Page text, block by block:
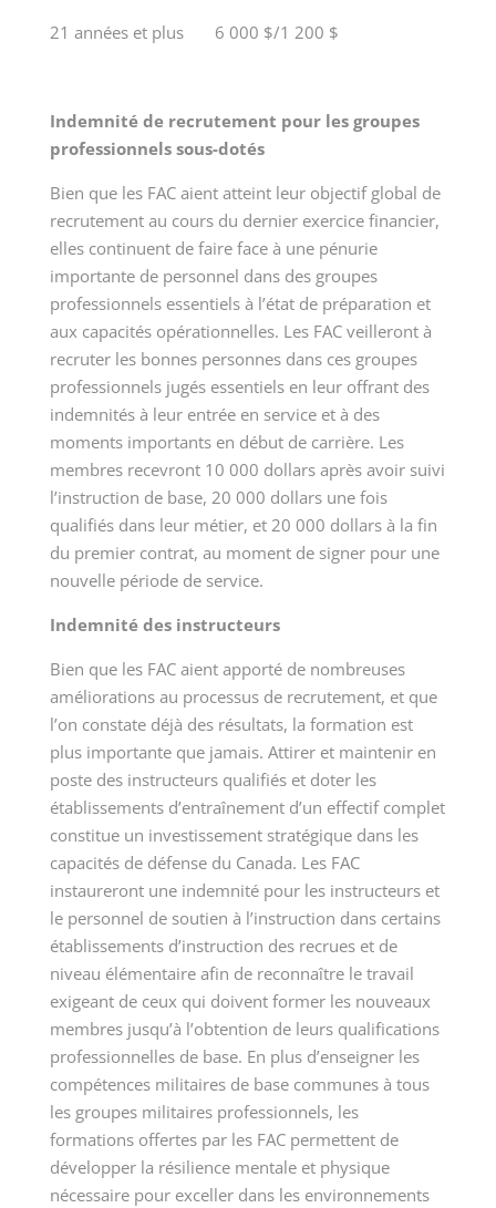
21 années et plus 6 000 $/1 200 $
Indemnité de recrutement pour les groupes
professionnels sous-dotés
Bien que les FAC aient atteint leur objectif global de
recrutement au cours du dernier exercice financier,
elles continuent de faire face à une pénurie
importante de personnel dans des groupes
professionnels essentiels à l’état de préparation et
aux capacités opérationnelles. Les FAC veilleront à
recruter les bonnes personnes dans ces groupes
professionnels jugés essentiels en leur offrant des
indemnités à leur entrée en service et à des
moments importants en début de carrière. Les
membres recevront 10 000 dollars après avoir suivi
l’instruction de base, 20 000 dollars une fois
qualifiés dans leur métier, et 20 000 dollars à la fin
du premier contrat, au moment de signer pour une
nouvelle période de service.
Indemnité des instructeurs
Bien que les FAC aient apporté de nombreuses
améliorations au processus de recrutement, et que
l’on constate déjà des résultats, la formation est
plus importante que jamais. Attirer et maintenir en
poste des instructeurs qualifiés et doter les
établissements d’entraînement d’un effectif complet
constitue un investissement stratégique dans les
capacités de défense du Canada. Les FAC
instaureront une indemnité pour les instructeurs et
le personnel de soutien à l’instruction dans certains
établissements d’instruction des recrues et de
niveau élémentaire afin de reconnaître le travail
exigeant de ceux qui doivent former les nouveaux
membres jusqu’à l’obtention de leurs qualifications
professionnelles de base. En plus d’enseigner les
compétences militaires de base communes à tous
les groupes militaires professionnels, les
formations offertes par les FAC permettent de
développer la résilience mentale et physique
nécessaire pour exceller dans les environnements